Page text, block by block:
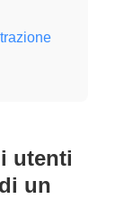
utenti
un